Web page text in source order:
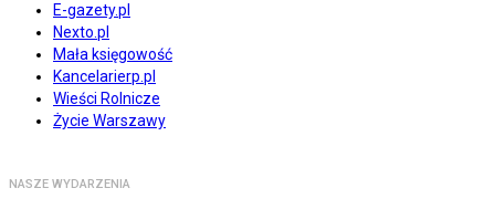
E-gazety.pl
Nexto.pl
Mała księgowość
Kancelarierp.pl
Wieści Rolnicze
Życie Warszawy
NASZE WYDARZENIA